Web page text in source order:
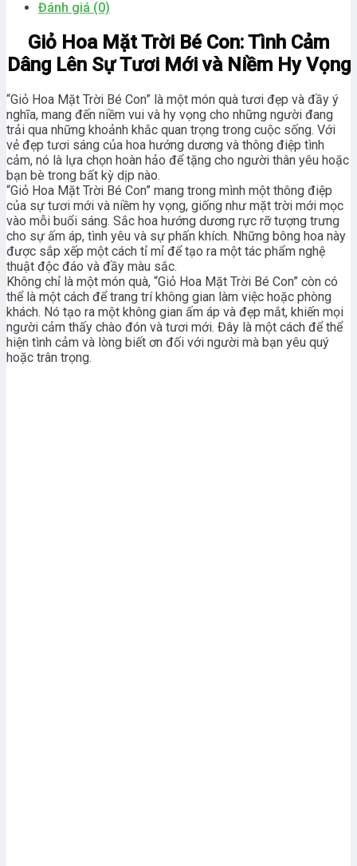
Đánh giá (0)
Giỏ Hoa Mặt Trời Bé Con: Tình Cảm
Dâng Lên Sự Tươi Mới và Niềm Hy Vọng
“Giỏ Hoa Mặt Trời Bé Con” là một món quà tươi đẹp và đầy ý
nghĩa, mang đến niềm vui và hy vọng cho những người đang
trải qua những khoảnh khắc quan trọng trong cuộc sống. Với
vẻ đẹp tươi sáng của hoa hướng dương và thông điệp tình
cảm, nó là lựa chọn hoàn hảo để tặng cho người thân yêu hoặc
bạn bè trong bất kỳ dịp nào.
“Giỏ Hoa Mặt Trời Bé Con” mang trong mình một thông điệp
của sự tươi mới và niềm hy vọng, giống như mặt trời mới mọc
vào mỗi buổi sáng. Sắc hoa hướng dương rực rỡ tượng trưng
cho sự ấm áp, tình yêu và sự phấn khích. Những bông hoa này
được sắp xếp một cách tỉ mỉ để tạo ra một tác phẩm nghệ
thuật độc đáo và đầy màu sắc.
Không chỉ là một món quà, “Giỏ Hoa Mặt Trời Bé Con” còn có
thể là một cách để trang trí không gian làm việc hoặc phòng
khách. Nó tạo ra một không gian ấm áp và đẹp mắt, khiến mọi
người cảm thấy chào đón và tươi mới. Đây là một cách để thể
hiện tình cảm và lòng biết ơn đối với người mà bạn yêu quý
hoặc trân trọng.